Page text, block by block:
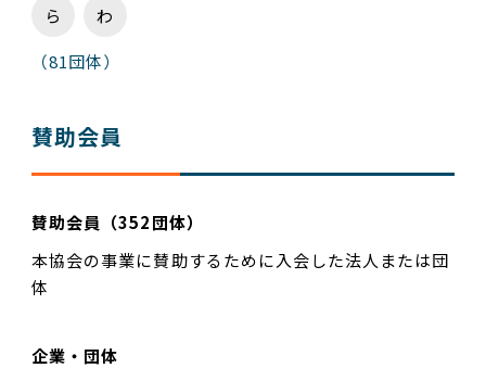
ら わ
（81団体）
賛助会員
賛助会員（352団体）
本協会の事業に賛助するために⼊会した法⼈または団
体
企業・団体